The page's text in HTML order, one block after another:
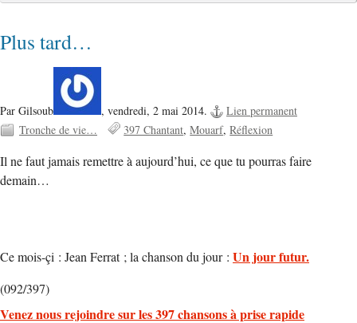
Plus tard…
Par Gilsoub , vendredi, 2 mai 2014.
Lien permanent
Tronche de vie…
397 Chantant Mouarf Réflexion
Il ne faut jamais remettre à aujourd’hui, ce que tu pourras faire
demain…
Ce mois-çi : Jean Ferrat ; la chanson du jour : Un jour futur.
(092/397)
Venez nous rejoindre sur les 397 chansons à prise rapide